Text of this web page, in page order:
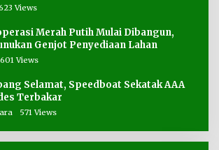
Views
Merah Putih Mulai Dibangun,
Genjot Penyediaan Lahan
601 Views
Selamat, Speedboat Sekatak AAA
Terbakar
571 Views